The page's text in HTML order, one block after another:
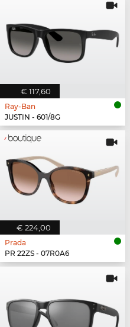
€ 117,60
Ray-Ban
JUSTIN - 601/8G
€ 224,00
Prada
PR 22ZS - 07R0A6